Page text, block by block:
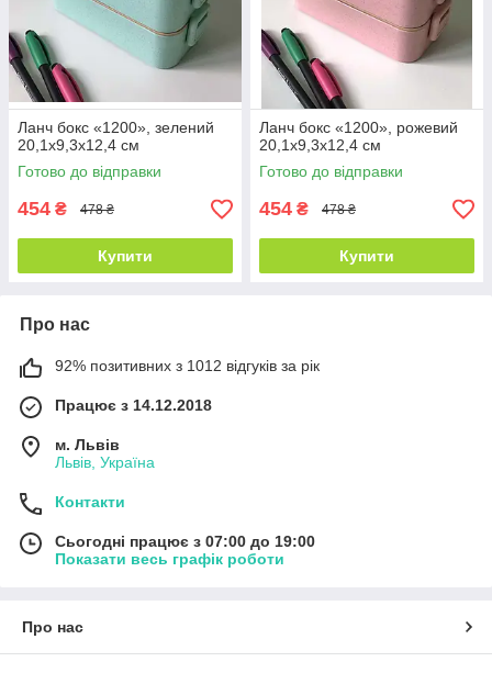
Ланч бокс «1200», зелений
20,1x9,3x12,4 см
Готово до відправки
454 ₴ 478 ₴
Купити
Ланч бокс «1200», рожевий
20,1x9,3x12,4 см
Готово до відправки
454 ₴ 478 ₴
Купити
Про нас
92% позитивних з 1012 відгуків за рік
Працює з 14.12.2018
м. Львів
Львів, Україна
Контакти
Сьогодні працює з 07:00 до 19:00
Показати весь графік роботи
Про нас